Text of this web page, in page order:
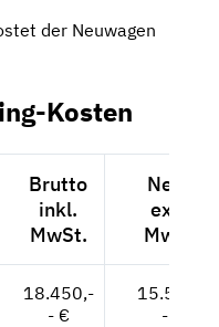
der Neuwagen
Kosten
Brutto
inkl.
MwSt.
Netto
exkl.
MwSt.
18.450,-
- €
15.504,-
- €